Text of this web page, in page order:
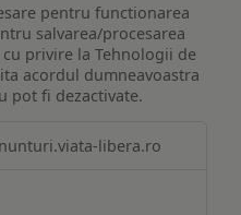
pentru functionarea
salvarea/procesarea
privire la Tehnologii de
acordul dumneavoastra
pot fi dezactivate.
libera.ro